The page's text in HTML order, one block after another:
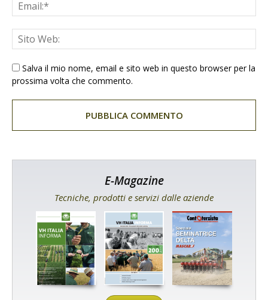
Salva il mio nome, email e sito web in questo browser per la
prossima volta che commento.
E-Magazine
Tecniche, prodotti e servizi dalle aziende